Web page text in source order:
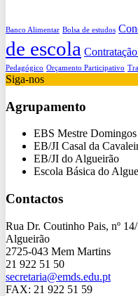
Banco Alimentar Bolsa de estudos
de escola
Pedagógico Orçamento Participativo
Siga-nos
Agrupamento
EBS Mestre Domingos
EB/JI Casal da
EB/JI do Algueirão
Escola Básica do
Contactos
Rua Dr. Coutinho Pais, nº
Algueirão
2725-043 Mem Martins
21 922 51 50
secretaria@emds.edu.pt
FAX: 21 922 51 59